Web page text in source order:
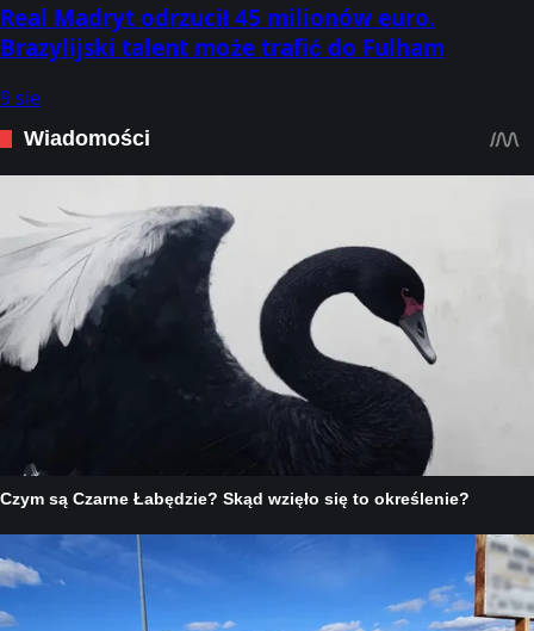
Real Madryt odrzucił 45 milionów euro.
Brazylijski talent może trafić do Fulham
9 sie